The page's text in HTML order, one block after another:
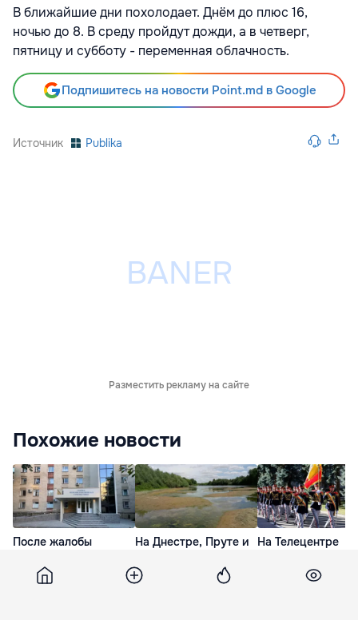
В ближайшие дни похолодает. Днём до плюс 16,
ночью до 8. В среду пройдут дожди, а в четверг,
пятницу и субботу - переменная облачность.
Подпишитесь на новости Point.md в Google
Источник Publika
Разместить рекламу на сайте
Похожие новости
После жалобы
Constructorul начали
проверку
На Днестре, Пруте и
сохраняется дефицит
воды
На Телецентре
парада:
предупредили о